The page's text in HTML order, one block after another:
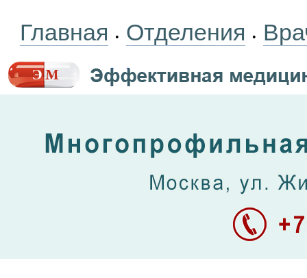
Главная • Отделения •